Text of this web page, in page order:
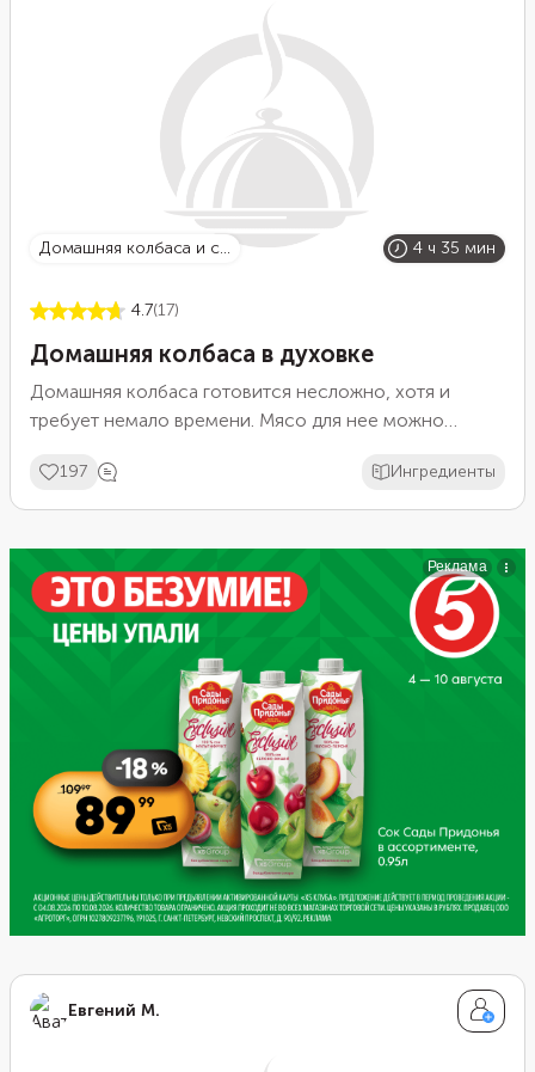
домашняя колбаса и с... 4 ч 35 мин
4.7(17)
Домашняя колбаса в духовке
Домашняя колбаса готовится несложно, хотя и
требует немало времени. Мясо для нее можно
поэтому ее можно взять меньше. Специи выбирайте
по своему вкусу, но кориандр лучше оставить —
197 Ингредиенты
Евгений М.